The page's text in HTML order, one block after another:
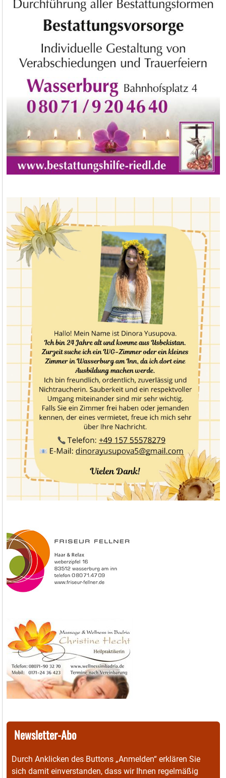
Newsletter-Abo
Durch Anklicken des Buttons „Anmelden“ erklären Sie
sich damit einverstanden, dass wir Ihnen regelmäßig